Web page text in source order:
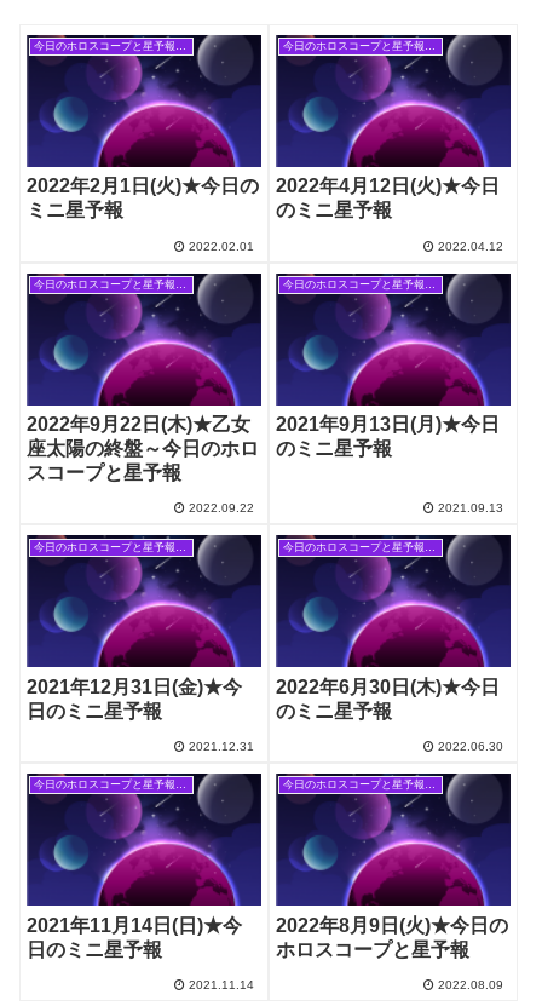
2022年2月1日(火)★今日の
ミニ星予報
2022.02.01
2022年4月12日(火)★今日
のミニ星予報
2022.04.12
2022年9月22日(木)★乙女
座太陽の終盤～今日のホロ
スコープと星予報
2022.09.22
2021年9月13日(月)★今日
のミニ星予報
2021.09.13
2021年12月31日(金)★今
日のミニ星予報
2021.12.31
2022年6月30日(木)★今日
のミニ星予報
2022.06.30
今日のホロスコープと星予報(旧記事)
2021年11月14日(日)★今
日のミニ星予報
2021.11.14
今日のホロスコープと星予報(旧記事)
2022年8月9日(火)★今日の
ホロスコープと星予報
2022.08.09